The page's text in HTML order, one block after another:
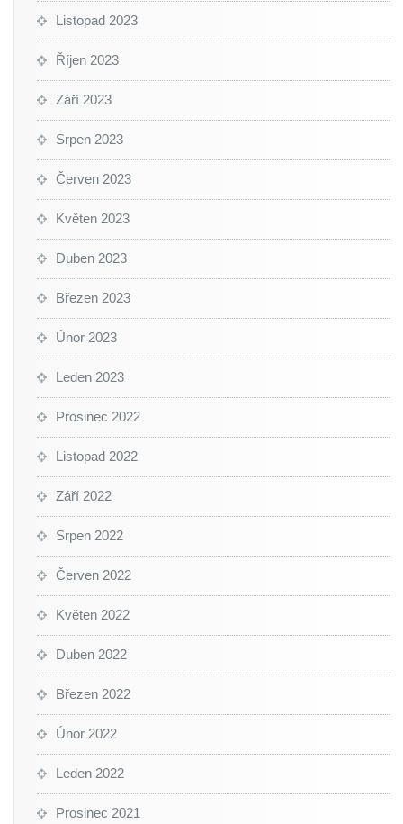
Listopad 2023
Říjen 2023
Září 2023
Srpen 2023
Červen 2023
Květen 2023
Duben 2023
Březen 2023
Únor 2023
Leden 2023
Prosinec 2022
Listopad 2022
Září 2022
Srpen 2022
Červen 2022
Květen 2022
Duben 2022
Březen 2022
Únor 2022
Leden 2022
Prosinec 2021